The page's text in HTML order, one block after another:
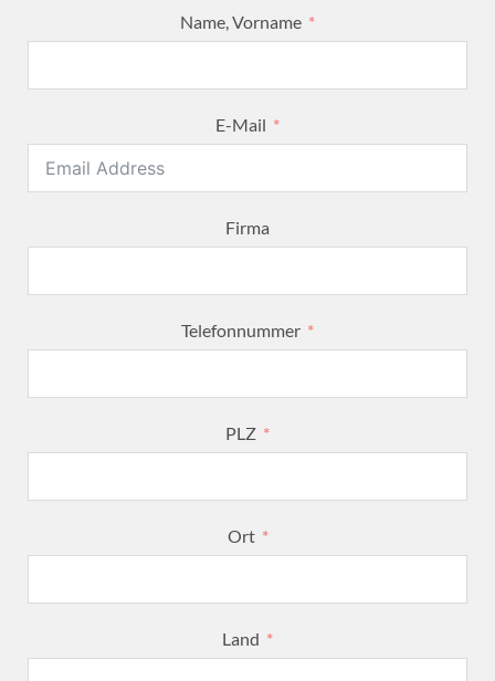
Name, Vorname
E-Mail
Firma
Telefonnummer
PLZ
Ort
Land